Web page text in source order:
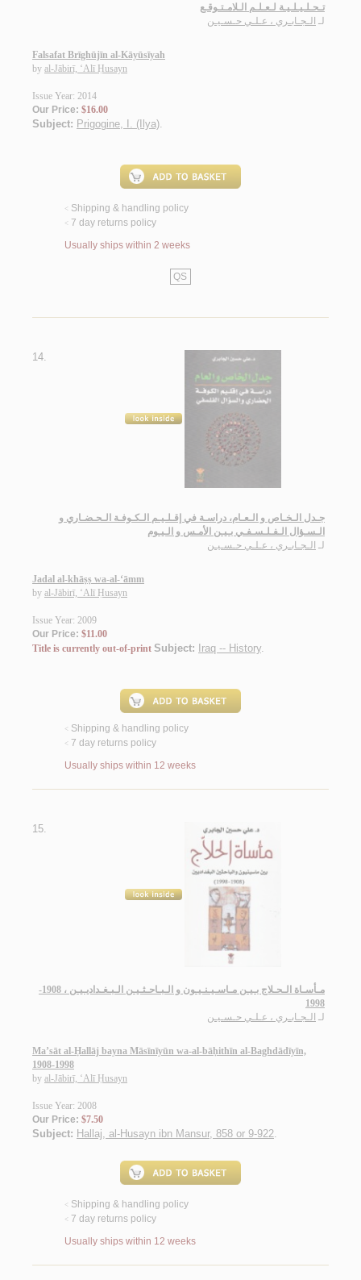
تـحـلـيـلـيـة لـعـلـم الـلامـتـوقـع
لـ الـجـابـري ، عـلـي حـسـيـن
Falsafat Brīghūjīn al-Kāyūsīyah
by al-Jābirī, ‘Alī Ḥusayn
Issue Year: 2014
Our Price: $16.00
Subject: Prigogine, I. (Ilya).
< Shipping & handling policy
< 7 day returns policy
Usually ships within 2 weeks
QS
14.
جـدل الـخـاص و الـعـام، دراسـة في إقـلـيـم الـكـوفـة الـحـضـاري و
الـسـؤال الـفـلـسـفـي بـيـن الأمـس و الـيـوم
لـ الـجـابـري ، عـلـي حـسـيـن
Jadal al-khāṣṣ wa-al-‘āmm
by al-Jābirī, ‘Alī Ḥusayn
Issue Year: 2009
Our Price: $11.00
Title is currently out-of-print Subject: Iraq -- History.
< Shipping & handling policy
< 7 day returns policy
Usually ships within 12 weeks
15.
مـأسـاة الـحـلاج بـيـن مـاسـيـنـيـون و الـبـاحـثـيـن الـبـغـداديـيـن ، 1908-
1998
لـ الـجـابـري ، عـلـي حـسـيـن
Ma’sāt al-Ḥallāj bayna Māsīnīyūn wa-al-bāḥithīn al-Baghdādīyīn,
1908-1998
by al-Jābirī, ‘Alī Ḥusayn
Issue Year: 2008
Our Price: $7.50
Subject: Hallaj, al-Husayn ibn Mansur, 858 or 9-922.
< Shipping & handling policy
< 7 day returns policy
Usually ships within 12 weeks